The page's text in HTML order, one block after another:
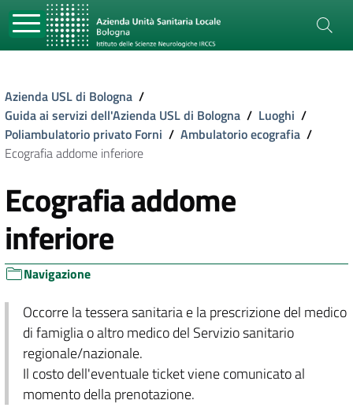
Azienda USL di Bologna /
Guida ai servizi dell'Azienda USL di Bologna / Luoghi /
Poliambulatorio privato Forni / Ambulatorio ecografia /
Ecografia addome inferiore
Ecografia addome
inferiore
Navigazione
Occorre la tessera sanitaria e la prescrizione del medico
di famiglia o altro medico del Servizio sanitario
regionale/nazionale.
Il costo dell'eventuale ticket viene comunicato al
momento della prenotazione.